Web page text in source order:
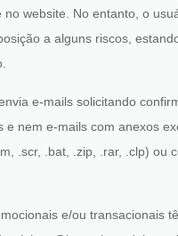
no website. No entanto, o
a alguns riscos,
e-mails solicitando
e nem e-mails com anexos
.scr, .bat, .zip, .rar, .clp) ou
e/ou transacionais